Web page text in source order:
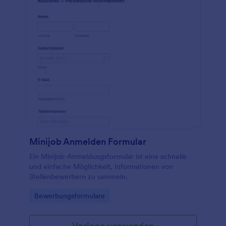
unterwegs einsehen und die erfassten
Mietformulare ganz einfach mit Ihrem Konto
Programmierkenntnisse!
Minijob Anmelden Formular
Ein Minijob-Anmeldungsformular ist eine schnelle
und einfache Möglichkeit, Informationen von
Stellenbewerbern zu sammeln.
Go to Category:
Bewerbungsformulare